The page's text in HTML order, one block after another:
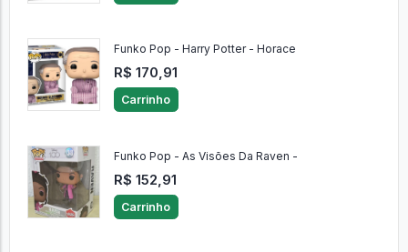
Funko Pop - Harry Potter - Horace
R$ 170,91
Carrinho
Funko Pop - As Visões Da Raven -
R$ 152,91
Carrinho